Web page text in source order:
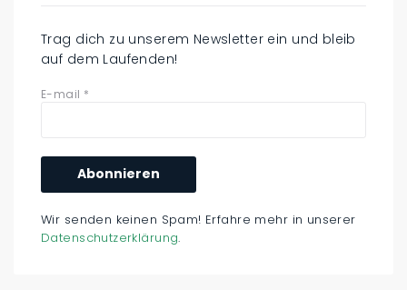
Trag dich zu unserem Newsletter ein und bleib
auf dem Laufenden!
E-mail *
Wir senden keinen Spam! Erfahre mehr in unserer
Datenschutzerklärung.